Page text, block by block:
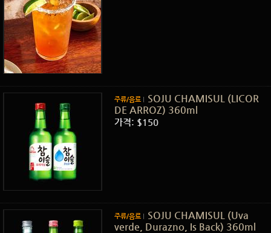
주류/음료
SOJU CHAMISUL (LICOR
DE ARROZ) 360ml
가격: $150
주류/음료
SOJU CHAMISUL (Uva
verde, Durazno, Is Back) 360ml